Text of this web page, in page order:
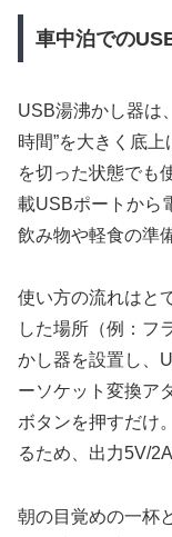
車中泊での
USB湯沸かし器は
時間”を大きく底
を切った状態でも
載USBポートから
飲み物や軽食の準
使い方の流れはと
した場所（例：フ
かし器を設置し、
ーソケット変換ア
ボタンを押すだけ
るため、出力5V/
朝の目覚めの一杯